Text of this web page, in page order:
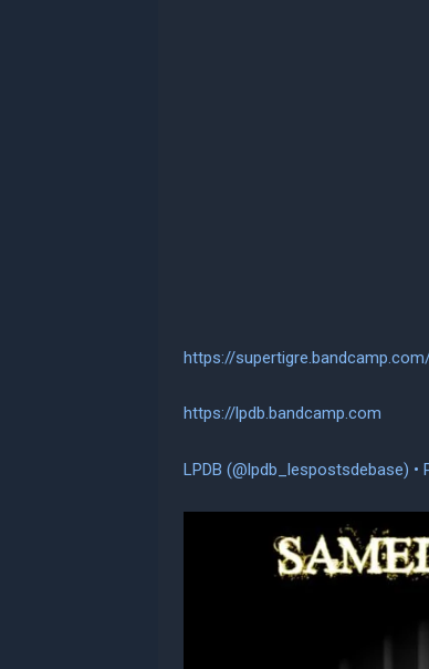
https://
https://lpdb.bandcamp.com
LPDB (@lpdb_lespostsdebase)